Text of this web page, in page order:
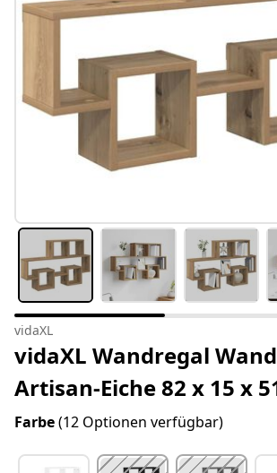
vidaXL
vidaXL Wandregal
Artisan-Eiche 82 x 15 x
Farbe(12 Optionen verfügbar)